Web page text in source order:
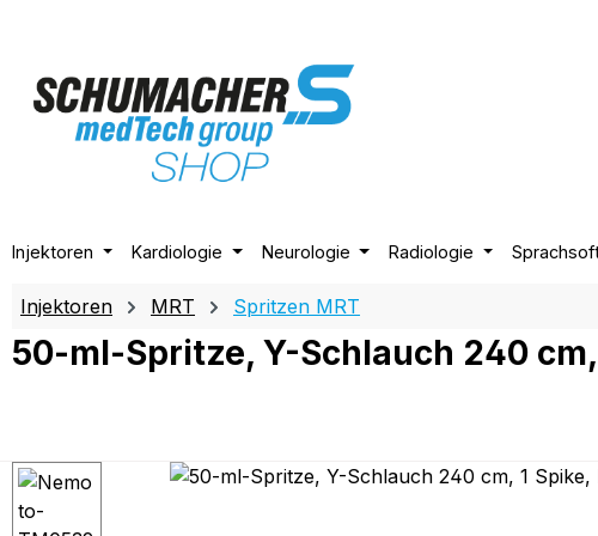
Injektoren Kardiologie Neurologie Radiologie
Injektoren MRT Spritzen MRT
50-ml-Spritze, Y-Schlauch 240
Bildergalerie überspringen